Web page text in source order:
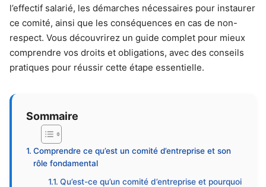
l’effectif salarié, les démarches nécessaires pour instaurer
ce comité, ainsi que les conséquences en cas de non-
respect. Vous découvrirez un guide complet pour mieux
comprendre vos droits et obligations, avec des conseils
pratiques pour réussir cette étape essentielle.
Sommaire
Comprendre ce qu’est un comité d’entreprise et son
rôle fondamental
Qu’est-ce qu’un comité d’entreprise et pourquoi